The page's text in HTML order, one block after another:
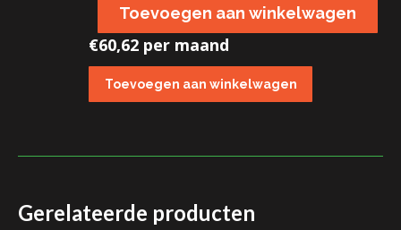
aantalToevoegen aan winkelwagen
€60,62 per maand
Gerelateerde producten